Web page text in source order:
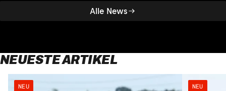
Alle News
NEUESTE ARTIKEL
NEU NEU